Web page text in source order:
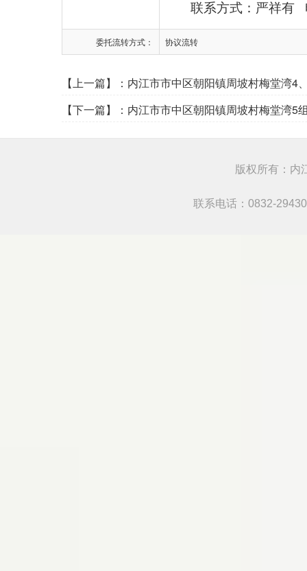
联系方式：严祥有
委托流转方式： 协议流转
【上一篇】： 内江市市中区朝阳镇周坡村梅堂湾4
【下一篇】： 内江市市中区朝阳镇周坡村梅堂湾5
版权所有：
联系电话：0832-